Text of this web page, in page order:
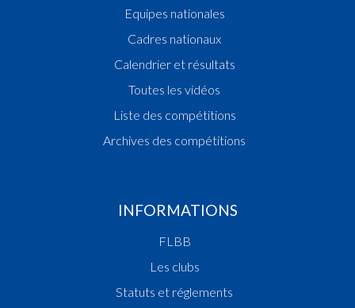
Equipes nationales
Cadres nationaux
Calendrier et résultats
Toutes les vidéos
Liste des compétitions
Archives des compétitions
INFORMATIONS
FLBB
Les clubs
Statuts et réglements